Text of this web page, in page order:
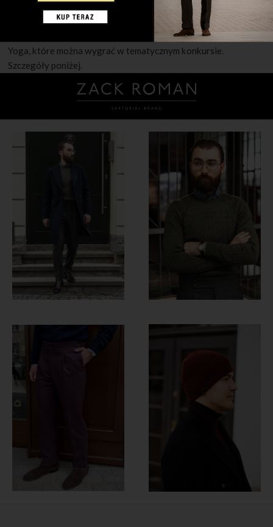
przedstawiać – to jeden z największych producentów
komputerów osobistych, laptopów i tabletów. Akcji „5
patentów z Lenovo” patronuje nowa seria tabletów Lenovo
Yoga, które można wygrać w tematycznym konkursie.
Szczegóły poniżej.